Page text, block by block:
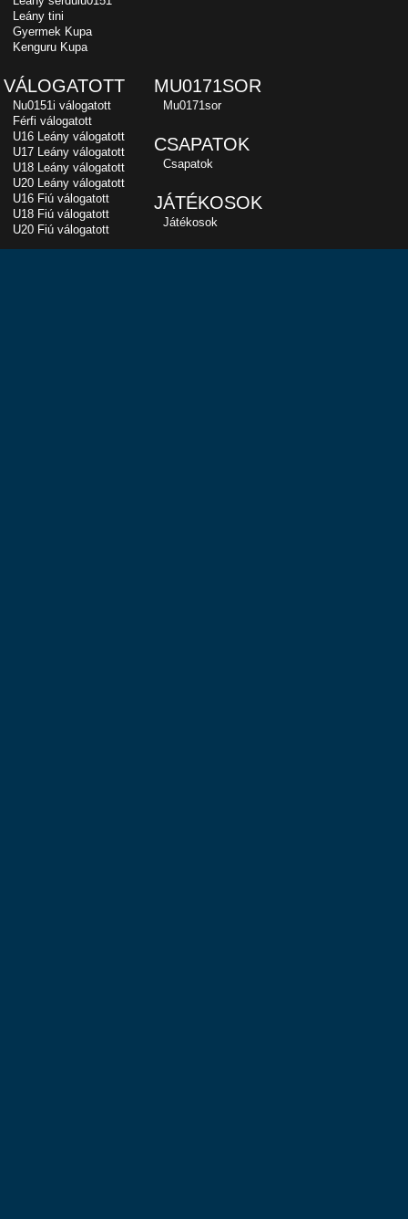
Leány tini
Gyermek Kupa
Kenguru Kupa
VÁLOGATOTT
Nu0151i válogatott
Férfi válogatott
U16 Leány válogatott
U17 Leány válogatott
U18 Leány válogatott
U20 Leány válogatott
U16 Fiú válogatott
U18 Fiú válogatott
U20 Fiú válogatott
MU0171SOR
Mu0171sor
CSAPATOK
Csapatok
JÁTÉKOSOK
Játékosok